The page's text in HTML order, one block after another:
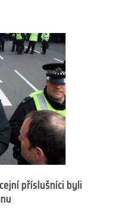
příslušníci byli